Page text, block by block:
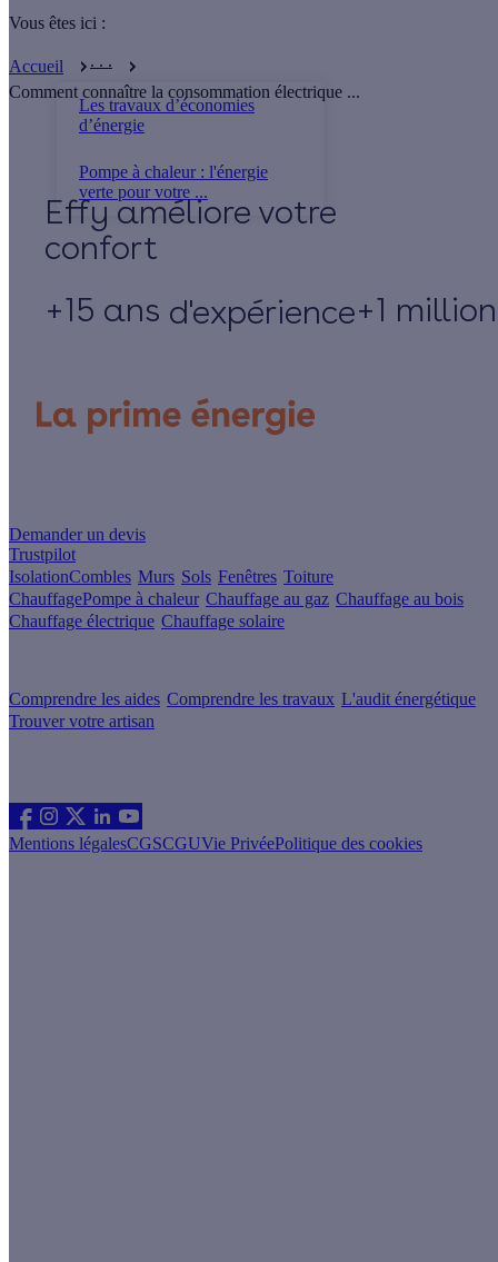
Vous êtes ici :
Accueil . . .
Les travaux d’économies
d’énergie
Pompe à chaleur : l'énergie
verte pour votre ...
Comment connaître la consommation électrique ...
Effy
+15 ans d'expérience+1
Demander un devis
Trustpilot
IsolationCombles Murs Sols Fenêtres Toiture
ChauffagePompe à chaleur Chauffage au gaz Chauffage au bois
Chauffage électrique Chauffage solaire
Comprendre les aides Comprendre les travaux L'audit énergétique
Trouver votre artisan
Mentions légalesCGSCGUVie PrivéePolitique des cookies